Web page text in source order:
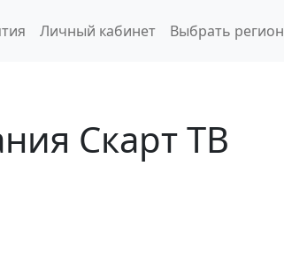
Личный кабинет Выбрать регион
Скарт ТВ